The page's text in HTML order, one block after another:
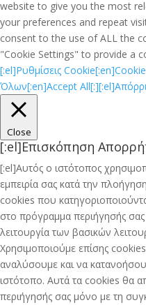
website to give you the most
your preferences and repeat
consent to the use of ALL the
"Cookie Settings" to provide a
[:el]Ρυθμίσεις
Όλων[:en]Accept All[:]
Close
[:el]Επισκόπηση
[:el]Αυτός ο ιστότοπος
εμπειρία σας κατά την
cookies που
στο πρόγραμμα περιήγησής σας
λειτουργία των βασικών
Χρησιμοποιούμε επίσης
αναλύσουμε και να
ιστότοπο. Αυτά τα cookies θα
περιήγησής σας μόνο με τη